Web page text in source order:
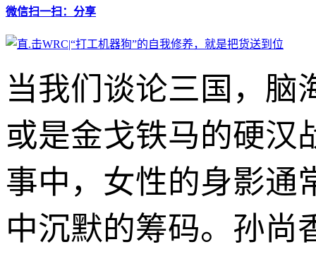
微信扫一扫：分享
当我们谈论三国，脑
或是金戈铁马的硬汉
事中，女性的身影通
中沉默的筹码。孙尚